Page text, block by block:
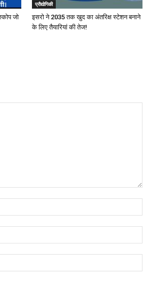
जो
प्रौद्योगिकी
इसरो ने 2035 तक खुद का अंतरिक्ष स्टेशन बनाने
के लिए तैयारियां की तेज!